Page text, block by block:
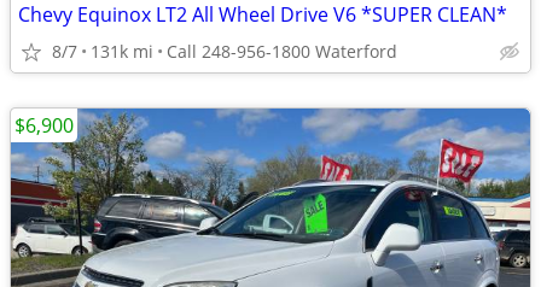
Chevy Equinox LT2 All Wheel Drive V6 *SUPER CLEAN*
8/7 131k mi Call 248-956-1800 Waterford
$6,900